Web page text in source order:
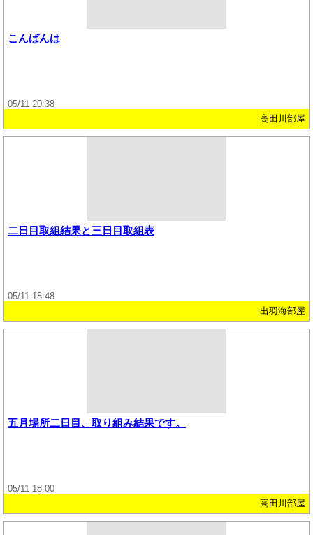
こんばんは
05/11 20:38
高田川部屋
二日目取組結果と三日目取組表
05/11 18:48
出羽海部屋
五月場所二日目、取り組み結果です。
05/11 18:00
高田川部屋